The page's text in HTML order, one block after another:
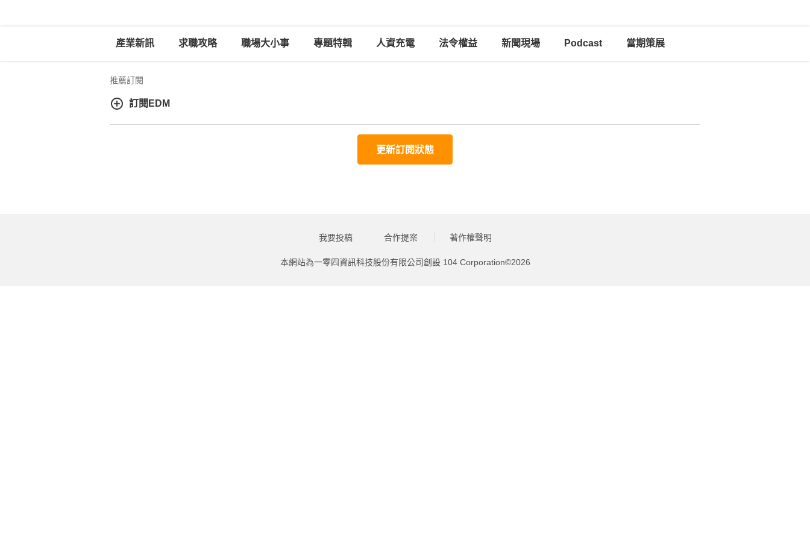
產業新訊 求職攻略 職場大小事 專題特輯 人資充電 法令權益 新聞現場 Podcast 當期策展
推薦訂閱
訂閱EDM
更新訂閱狀態
我要投稿 合作提案 著作權聲明
本網站為一零四資訊科技股份有限公司創設 104 Corporation©2026